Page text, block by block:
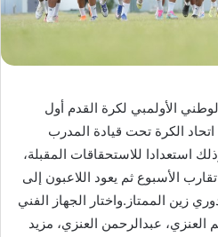
الأولمبي لكرة القدم أول
الكرة تحت قيادة المدرب
استعدادا للاستحقاقات المقبلة،
الأسبوع ثم يعود اللاعبون إلى
زين الممتاز.واختار الجهاز الفني
هم: جاسم العنزي، عبدالرحمن العنزي، مزيد